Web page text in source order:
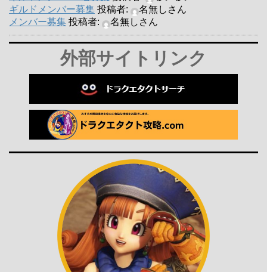
ギルドメンバー募集 投稿者:
名無しさん
メンバー募集 投稿者: 名無しさん
外部サイトリンク